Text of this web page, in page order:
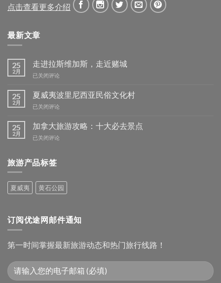
点击查看更多介绍
最新文章
25
2月
走进拉斯维加斯，走近赌城
走
拉
斯
维
斯，
走
近
城
已关闭评论
25
2月
夏威夷波里尼西亚民俗文化村
夏
夷
波
里
亚
俗
已关闭评论
25
2月
加拿大旅游攻略：十大必去景点
加
旅
略：
十
去
已关闭评论
旅游产品标签
夏威夷 黄石公园
订阅优途网邮件通知
第一时间掌握最新旅游动态和热门旅行线路！